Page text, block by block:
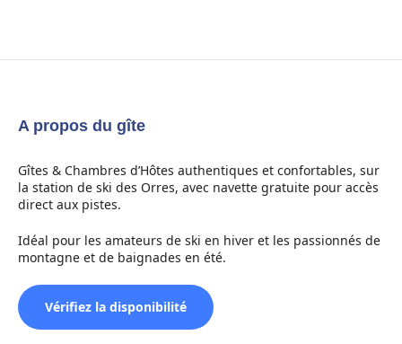
A propos du gîte
Gîtes & Chambres d’Hôtes authentiques et confortables, sur
la station de ski des Orres, avec navette gratuite pour accès
direct aux pistes.
Idéal pour les amateurs de ski en hiver et les passionnés de
montagne et de baignades en été.
Vérifiez la disponibilité